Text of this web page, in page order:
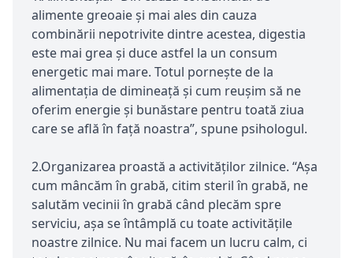
alimente greoaie și mai ales din cauza
combinării nepotrivite dintre acestea, digestia
este mai grea și duce astfel la un consum
energetic mai mare. Totul pornește de la
alimentația de dimineață și cum reușim să ne
oferim energie și bunăstare pentru toată ziua
care se află în față noastra”, spune psihologul.
2.Organizarea proastă a activităților zilnice. “Aşa
cum mâncăm în grabă, citim steril în grabă, ne
salutăm vecinii în grabă când plecăm spre
serviciu, așa se întâmplă cu toate activitățile
noastre zilnice. Nu mai facem un lucru calm, ci